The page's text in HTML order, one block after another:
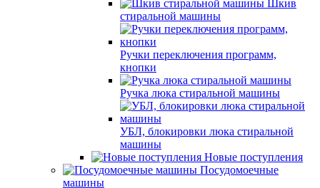
Шкив
стиральной машины
Ручки переключения программ,
кнопки
Ручка люка стиральной машины
УБЛ, блокировки люка стиральной
машины
Новые поступления
Посудомоечные
машины